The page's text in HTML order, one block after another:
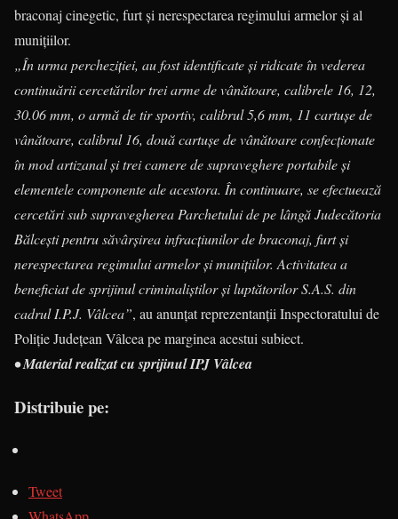
braconaj cinegetic, furt și nerespectarea regimului armelor și al
munițiilor.
„În urma percheziției, au fost identificate și ridicate în vederea
continuării cercetărilor trei arme de vânătoare, calibrele 16, 12,
30.06 mm, o armă de tir sportiv, calibrul 5,6 mm, 11 cartușe de
vânătoare, calibrul 16, două cartușe de vânătoare confecționate
în mod artizanal și trei camere de supraveghere portabile și
elementele componente ale acestora. În continuare, se efectuează
cercetări sub supravegherea Parchetului de pe lângă Judecătoria
Bălcești pentru săvârșirea infracțiunilor de braconaj, furt și
nerespectarea regimului armelor și munițiilor. Activitatea a
beneficiat de sprijinul criminaliștilor și luptătorilor S.A.S. din
cadrul I.P.J. Vâlcea”, au anunțat reprezentanții Inspectoratului de
Poliție Județean Vâlcea pe marginea acestui subiect.
• Material realizat cu sprijinul IPJ Vâlcea
Distribuie pe:
Tweet